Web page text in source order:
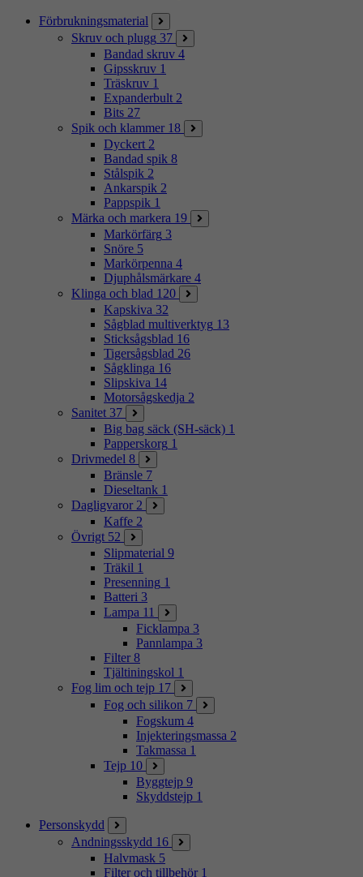
Förbrukningsmaterial
Skruv och plugg 37
Bandad skruv 4
Gipsskruv 1
Träskruv 1
Expanderbult 2
Bits 27
Spik och klammer 18
Dyckert 2
Bandad spik 8
Stålspik 2
Ankarspik 2
Pappspik 1
Märka och markera 19
Markörfärg 3
Snöre 5
Markörpenna 4
Djuphålsmärkare 4
Klinga och blad 120
Kapskiva 32
Sågblad multiverktyg 13
Sticksågsblad 16
Tigersågsblad 26
Sågklinga 16
Slipskiva 14
Motorsågskedja 2
Sanitet 37
Big bag säck (SH-säck) 1
Papperskorg 1
Drivmedel 8
Bränsle 7
Dieseltank 1
Dagligvaror 2
Kaffe 2
Övrigt 52
Slipmaterial 9
Träkil 1
Presenning 1
Batteri 3
Lampa 11
Ficklampa 3
Pannlampa 3
Filter 8
Tjältiningskol 1
Fog lim och tejp 17
Fog och silikon 7
Fogskum 4
Injekteringsmassa 2
Takmassa 1
Tejp 10
Byggtejp 9
Skyddstejp 1
Personskydd
Andningsskydd 16
Halvmask 5
Filter och tillbehör 1